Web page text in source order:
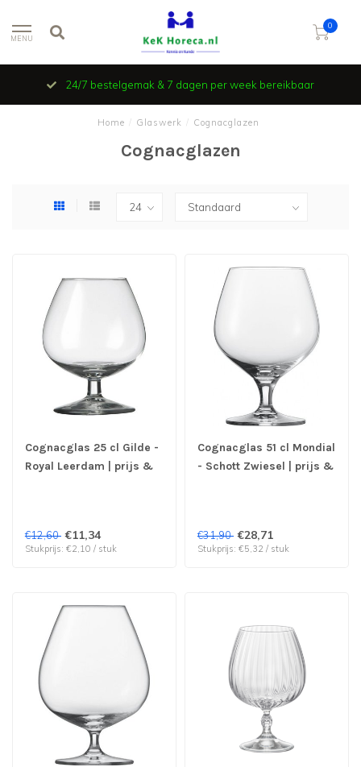
MENU
0
24/7 bestelgemak & 7 dagen per week bereikbaar
Home Glaswerk Cognacglazen
Cognacglazen
Cognacglas 25 cl Gilde -
Royal Leerdam | prijs &
€12,60 €11,34
Stukprijs: €2,10 / stuk
Cognacglas 51 cl Mondial
- Schott Zwiesel | prijs &
€31,90 €28,71
Stukprijs: €5,32 / stuk